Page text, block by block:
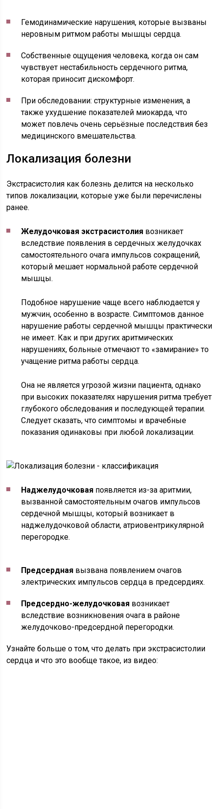
Гемодинамические нарушения, которые вызваны
неровным ритмом работы мышцы сердца.
Собственные ощущения человека, когда он сам
чувствует нестабильность сердечного ритма,
которая приносит дискомфорт.
При обследовании: структурные изменения, а
также ухудшение показателей миокарда, что
может повлечь очень серьёзные последствия без
медицинского вмешательства.
Локализация болезни
Экстрасистолия как болезнь делится на несколько
типов локализации, которые уже были перечислены
ранее.
Желудочковая экстрасистолия возникает
вследствие появления в сердечных желудочках
самостоятельного очага импульсов сокращений,
который мешает нормальной работе сердечной
мышцы.
Подобное нарушение чаще всего наблюдается у
мужчин, особенно в возрасте. Симптомов данное
нарушение работы сердечной мышцы практически
не имеет. Как и при других аритмических
нарушениях, больные отмечают то «замирание» то
учащение ритма работы сердца.
Она не является угрозой жизни пациента, однако
при высоких показателях нарушения ритма требует
глубокого обследования и последующей терапии.
Следует сказать, что симптомы и врачебные
показания одинаковы при любой локализации.
Наджелудочковая появляется из-за аритмии,
вызванной самостоятельным очагов импульсов
сердечной мышцы, который возникает в
наджелудочковой области, атриовентрикулярной
перегородке.
Предсердная вызвана появлением очагов
электрических импульсов сердца в предсердиях.
Предсердно-желудочковая возникает
вследствие возникновения очага в районе
желудочково-предсердной перегородки.
Узнайте больше о том, что делать при экстрасистолии
сердца и что это вообще такое, из видео: